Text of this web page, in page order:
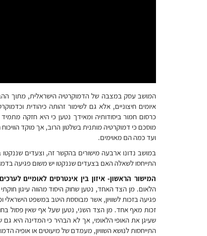
המושב עסק במצבה של הדמוקרטיה הישראלית, מתוך
איומים חיצוניים, אלא גם לשימור זהותה כיהודית
כרסום חמור ביסודותיה ומאידך נטען כי היא חזקה
מוסכם כי דמוקרטיה מותנית בשלטון הרוב, אך מוקד
ועד כמה הם מאוימים.
במושב נדונו ארבעה מישורים בהקשר זה, וצעדים
התייחסו לשאלה האם בצעדים שננקטו יש משום פגיעה
המישור הראשון- איזון בין אינטרסים לאומיים
הלאום. מן הצד האחד, נטען שחוק היסוד מהווה עיגון
פגיעה בזכות לשוויון, אשר מבוססת היטב במשפט הישראלי
זכות מאף אחד. מן הצד השני, נטען שעל אף שאין פסול
שעיגן את האופי הלאומי, אך לא הבהיר כי המדינה היא
התייחסות לנושא השוויון, מעמדם של מיעוטים או אופיה